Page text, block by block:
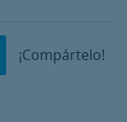
¡Compártelo!